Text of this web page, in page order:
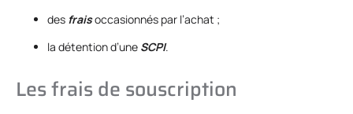
des fraisoccasionnés par l’achat ;
la détention d’une SCPI.
Les frais de souscription